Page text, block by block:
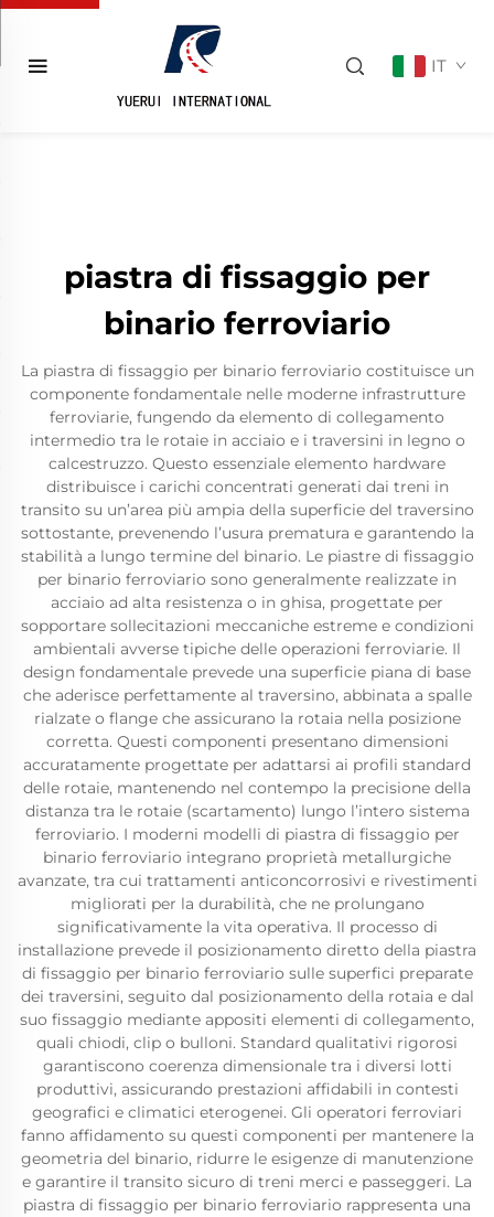
IT
piastra di fissaggio per
binario ferroviario
La piastra di fissaggio per binario ferroviario costituisce un
componente fondamentale nelle moderne infrastrutture
ferroviarie, fungendo da elemento di collegamento
intermedio tra le rotaie in acciaio e i traversini in legno o
calcestruzzo. Questo essenziale elemento hardware
distribuisce i carichi concentrati generati dai treni in
transito su un’area più ampia della superficie del traversino
sottostante, prevenendo l’usura prematura e garantendo la
stabilità a lungo termine del binario. Le piastre di fissaggio
per binario ferroviario sono generalmente realizzate in
acciaio ad alta resistenza o in ghisa, progettate per
sopportare sollecitazioni meccaniche estreme e condizioni
ambientali avverse tipiche delle operazioni ferroviarie. Il
design fondamentale prevede una superficie piana di base
che aderisce perfettamente al traversino, abbinata a spalle
rialzate o flange che assicurano la rotaia nella posizione
corretta. Questi componenti presentano dimensioni
accuratamente progettate per adattarsi ai profili standard
delle rotaie, mantenendo nel contempo la precisione della
distanza tra le rotaie (scartamento) lungo l’intero sistema
ferroviario. I moderni modelli di piastra di fissaggio per
binario ferroviario integrano proprietà metallurgiche
avanzate, tra cui trattamenti anticoncorrosivi e rivestimenti
migliorati per la durabilità, che ne prolungano
significativamente la vita operativa. Il processo di
installazione prevede il posizionamento diretto della piastra
di fissaggio per binario ferroviario sulle superfici preparate
dei traversini, seguito dal posizionamento della rotaia e dal
suo fissaggio mediante appositi elementi di collegamento,
quali chiodi, clip o bulloni. Standard qualitativi rigorosi
garantiscono coerenza dimensionale tra i diversi lotti
produttivi, assicurando prestazioni affidabili in contesti
geografici e climatici eterogenei. Gli operatori ferroviari
fanno affidamento su questi componenti per mantenere la
geometria del binario, ridurre le esigenze di manutenzione
e garantire il transito sicuro di treni merci e passeggeri. La
piastra di fissaggio per binario ferroviario rappresenta una